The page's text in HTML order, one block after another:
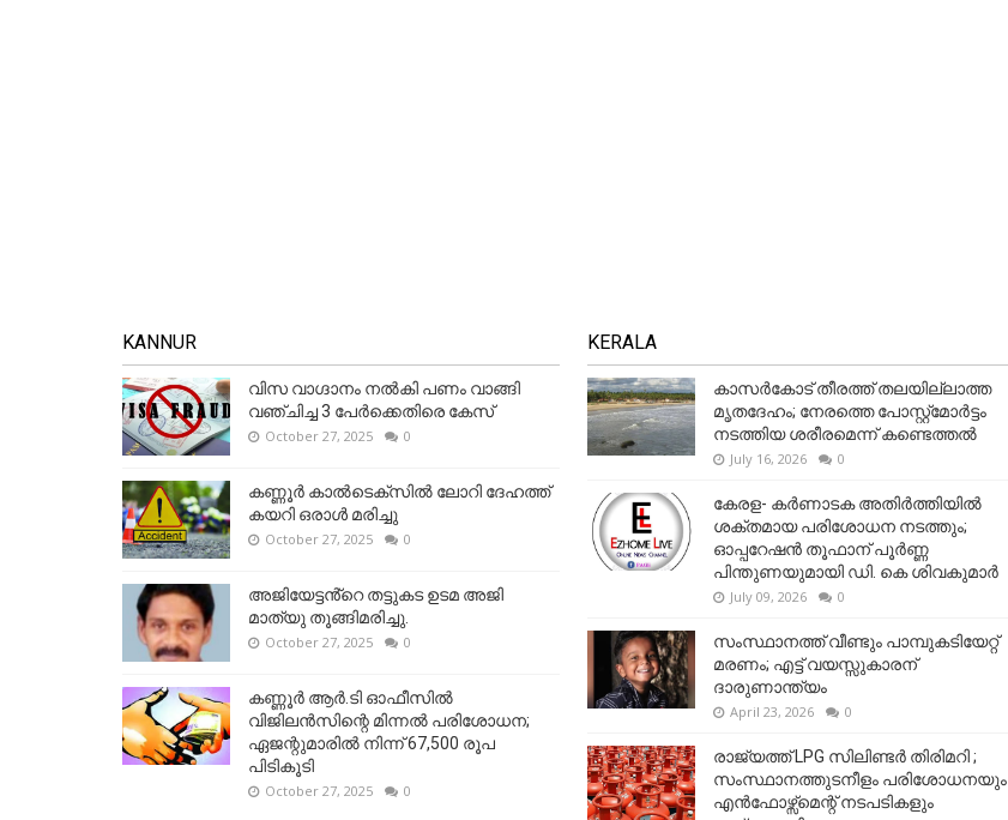
KANNUR
വിസ വാഗ്ദാനം നൽകി പണം വാങ്ങി
വഞ്ചിച്ച 3 പേർക്കെതിരെ കേസ്
October 27, 2025 0
കണ്ണൂര്‍ കാല്‍ടെക്‌സില്‍ ലോറി ദേഹത്ത്
കയറി ഒരാള്‍ മരിച്ചു
October 27, 2025 0
അജിയേട്ടൻ്റെ തട്ടുകട ഉടമ അജി
മാത്യു തൂങ്ങിമരിച്ചു.
October 27, 2025 0
കണ്ണൂര്‍ ആര്‍.ടി ഓഫീസില്‍
വിജിലൻസിന്റെ മിന്നല്‍ പരിശോധന;
ഏജന്റുമാരില്‍ നിന്ന് 67,500 രൂപ
പിടികൂടി
October 27, 2025 0
KERALA
കാസർകോട് തീരത്ത് തലയില്ലാത്ത
മൃതദേഹം; നേരത്തെ പോസ്റ്റ്‌മോർട്ടം
നടത്തിയ ശരീരമെന്ന് കണ്ടെത്തൽ
July 16, 2026 0
കേരള- കർണാടക അതിർത്തിയിൽ
ശക്തമായ പരിശോധന നടത്തും;
ഓപ്പറേഷൻ തൂഫാന് പൂർണ്ണ
പിന്തുണയുമായി ഡി. കെ ശിവകുമാർ
July 09, 2026 0
സംസ്ഥാനത്ത് വീണ്ടും പാമ്പുകടിയേറ്റ്
മരണം; എട്ട് വയസ്സുകാരന്
ദാരുണാന്ത്യം
April 23, 2026 0
രാജ്യത്ത് LPG സിലിണ്ടർ തിരിമറി ;
സംസ്ഥാനത്തുടനീളം പരിശോധനയും
എൻഫോഴ്സ്മെന്റ് നടപടികളും